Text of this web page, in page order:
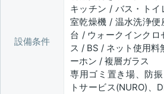
設備条件
キッチン / バス・ト
室乾燥機 / 温水洗浄
台 / ウォークインクロ
ス / BS / ネット使用料
ーホン / 複層ガラス
専用ゴミ置き場、防
トサービス(NURO)、